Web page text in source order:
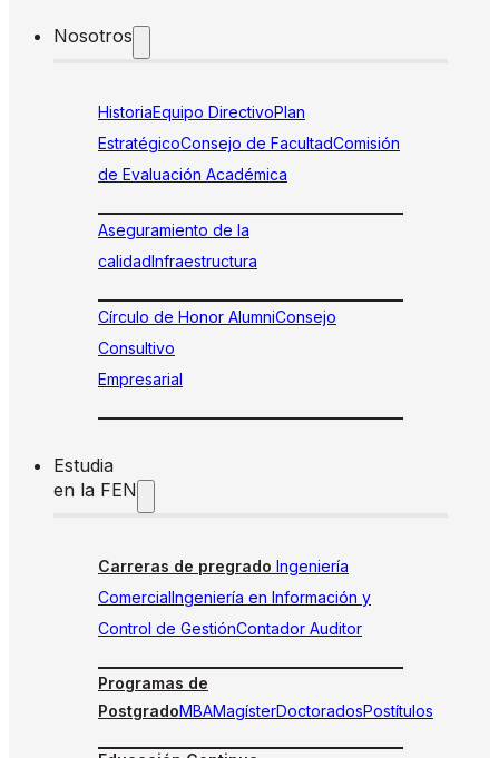
Nosotros
HistoriaEquipo DirectivoPlan
EstratégicoConsejo de FacultadComisión
de Evaluación Académica
Aseguramiento de la
calidadInfraestructura
Círculo de Honor AlumniConsejo
Consultivo
Empresarial
Estudia
en la FEN
Carreras de pregrado Ingeniería
ComercialIngeniería en Información y
Control de GestiónContador Auditor
Programas de
PostgradoMBAMagísterDoctoradosPostítulos